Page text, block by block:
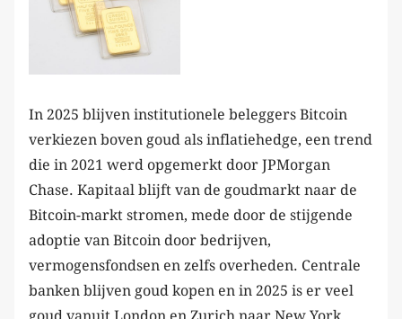
In 2025 blijven institutionele beleggers Bitcoin
verkiezen boven goud als inflatiehedge, een trend
die in 2021 werd opgemerkt door JPMorgan
Chase. Kapitaal blijft van de goudmarkt naar de
Bitcoin-markt stromen, mede door de stijgende
adoptie van Bitcoin door bedrijven,
vermogensfondsen en zelfs overheden. Centrale
banken blijven goud kopen en in 2025 is er veel